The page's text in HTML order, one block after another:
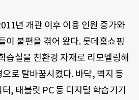
년 개관 이후 이용 인원 증가와
이 불편을 겪어 왔다. 롯데홈쇼핑
습실을 친환경 자재로 리모델링해
로 탈바꿈시켰다. 바닥, 벽지 등
, 태블릿 PC 등 디지털 학습기기